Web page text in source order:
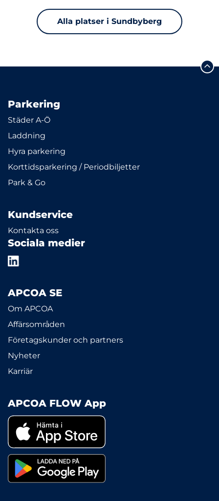
Alla platser i Sundbyberg
Parkering
Städer A-Ö
Laddning
Hyra parkering
Korttidsparkering / Periodbiljetter
Park & Go
Kundservice
Kontakta oss
Sociala medier
APCOA SE
Om APCOA
Affärsområden
Företagskunder och partners
Nyheter
Karriär
APCOA FLOW App